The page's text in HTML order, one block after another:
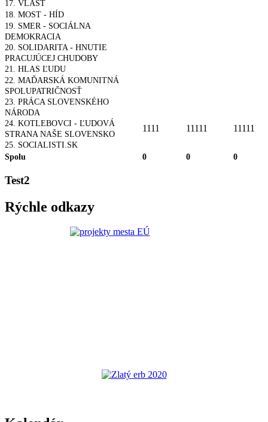
17. VLASŤ
18. MOST - HÍD
19. SMER - SOCIÁLNA
DEMOKRACIA
20. SOLIDARITA - HNUTIE
PRACUJÚCEJ CHUDOBY
21. HLAS ĽUDU
22. MAĎARSKÁ KOMUNITNÁ
SPOLUPATRIČNOSŤ
23. PRÁCA SLOVENSKÉHO
NÁRODA
24. KOTLEBOVCI - ĽUDOVÁ
STRANA NAŠE SLOVENSKO
1111 11111 11111
25. SOCIALISTI.SK
Spolu
0 0 0
Test2
Rýchle odkazy